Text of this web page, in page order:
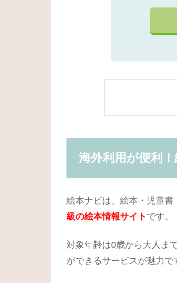
海外利用が便利
絵本ナビは、絵本・児童書
級の絵本情報サイト です。
対象年齢は0歳から大人ま
ができるサービスが魅力で